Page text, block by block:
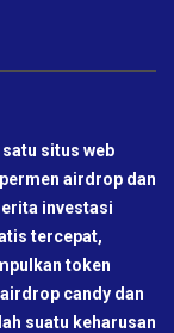
situs web
airdrop dan
investasi
tercepat,
token
candy dan
suatu keharusan